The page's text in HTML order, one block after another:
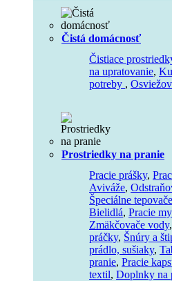
Čistá domácnosť
Čistiace
na upratovanie,
potreby ,
Prostriedky na pranie
Pracie prášky,
Aviváže,
Špeciálne tepovače
Bielidlá, Pracie
Zmäkčovače vody,
práčky, Šnúry a
prádlo, sušiaky,
pranie, Pracie
textil, Doplnky na